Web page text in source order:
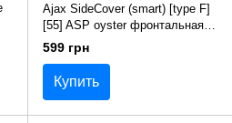
Ajax SideCover (smart) [type F]
[55] ASP oyster фронтальная
панель
599 грн
Купить